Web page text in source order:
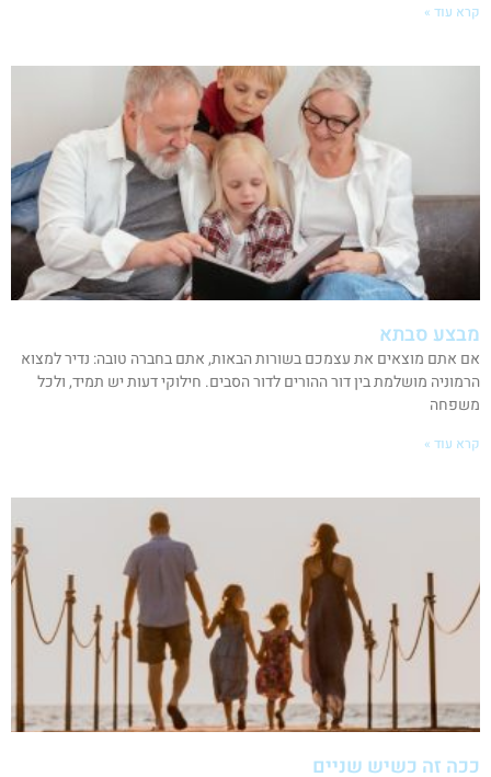
קרא עוד »
מבצע סבתא
אם אתם מוצאים את עצמכם בשורות הבאות, אתם בחברה טובה: נדיר למצוא
הרמוניה מושלמת בין דור ההורים לדור הסבים. חילוקי דעות יש תמיד, ולכל
משפחה
קרא עוד »
ככה זה כשיש שניים